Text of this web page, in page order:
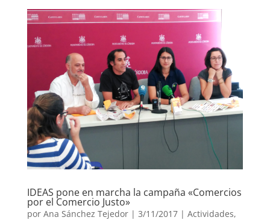
IDEAS pone en marcha la campaña «Comercios
por el Comercio Justo»
por Ana Sánchez Tejedor| 3/11/2017 | Actividades,